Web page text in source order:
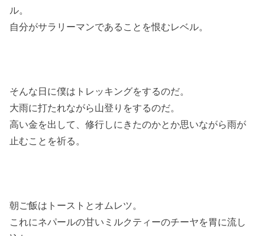
ル。
自分がサラリーマンであることを恨むレベル。
そんな日に僕はトレッキングをするのだ。
大雨に打たれながら山登りをするのだ。
高い金を出して、修行しにきたのかとか思いながら雨が
止むことを祈る。
朝ご飯はトーストとオムレツ。
これにネパールの甘いミルクティーのチーヤを胃に流し